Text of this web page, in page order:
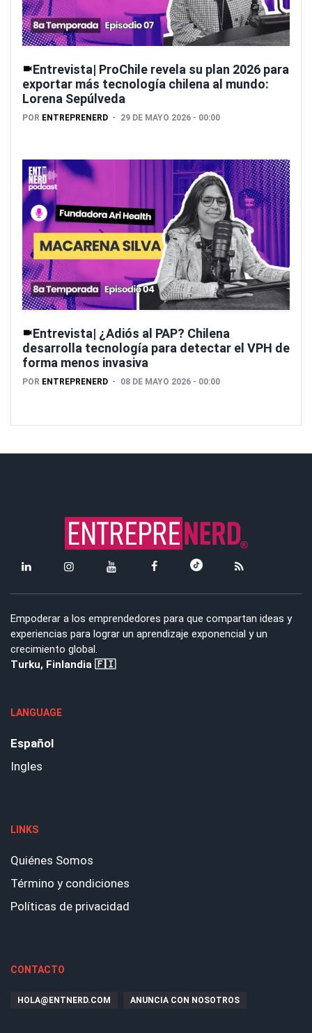
Entrevista| ProChile revela su plan 2026 para
exportar más tecnología chilena al mundo:
Lorena Sepúlveda
POR ENTREPRENERD 29 DE MAYO 2026 - 00:00
Entrevista| ¿Adiós al PAP? Chilena
desarrolla tecnología para detectar el VPH de
forma menos invasiva
POR ENTREPRENERD 08 DE MAYO 2026 - 00:00
Empoderar a los emprendedores para que compartan ideas y
experiencias para lograr un aprendizaje exponencial y un
crecimiento global.
Turku, Finlandia 🇫🇮
LANGUAGE
Español
Ingles
LINKS
Quiénes Somos
Término y condiciones
Políticas de privacidad
CONTACTO
HOLA@ENTNERD.COM ANUNCIA CON NOSOTROS